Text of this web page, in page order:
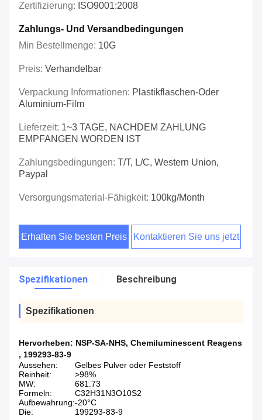
Zertifizierung: ISO9001:2008
Zahlungs- Und Versandbedingungen
Min Bestellmenge: 10G
Preis: Verhandelbar
Verpackung Informationen: Plastikflaschen-Oder
Aluminium-Film
Lieferzeit: 1~3 TAGE, NACHDEM ZAHLUNG
EMPFANGEN WORDEN IST
Zahlungsbedingungen: T/T, L/C, Western Union,
Paypal
Versorgungsmaterial-Fähigkeit: 100kg/month
Erhalten Sie besten Preis Kontaktieren Sie uns jetzt
Spezifikationen Beschreibung
Spezifikationen
Hervorheben: NSP-SA-NHS, Chemiluminescent Reagens
, 199293-83-9
Aussehen:
Gelbes Pulver oder Feststoff
Reinheit:
>98%
MW:
681.73
Formeln:
C32H31N3O10S2
Aufbewahrung:-20°C
Die:
199293-83-9